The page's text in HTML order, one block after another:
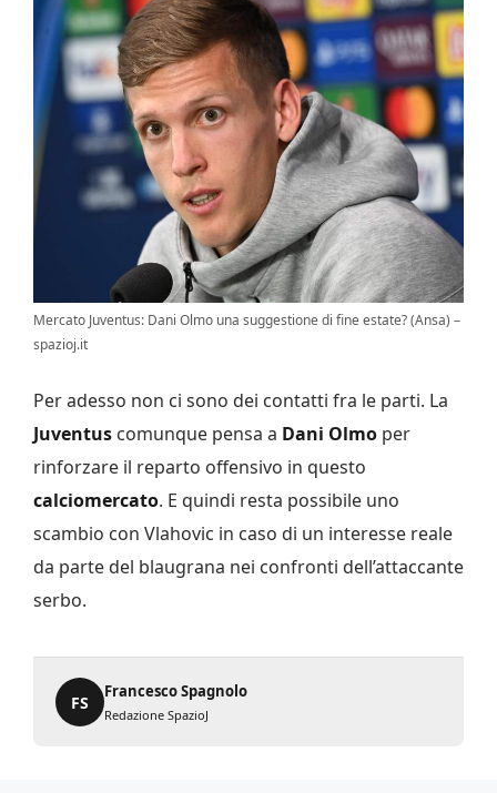
Mercato Juventus: Dani Olmo una suggestione di fine estate? (Ansa) –
spazioj.it
Per adesso non ci sono dei contatti fra le parti. La
Juventus comunque pensa a Dani Olmo per
rinforzare il reparto offensivo in questo
calciomercato. E quindi resta possibile uno
scambio con Vlahovic in caso di un interesse reale
da parte del blaugrana nei confronti dell’attaccante
serbo.
FS
Francesco Spagnolo
Redazione SpazioJ